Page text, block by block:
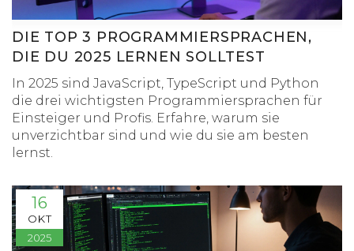
DIE TOP 3 PROGRAMMIERSPRACHEN,
DIE DU 2025 LERNEN SOLLTEST
In 2025 sind JavaScript, TypeScript und Python
die drei wichtigsten Programmiersprachen für
Einsteiger und Profis. Erfahre, warum sie
unverzichtbar sind und wie du sie am besten
lernst.
16
OKT
2025